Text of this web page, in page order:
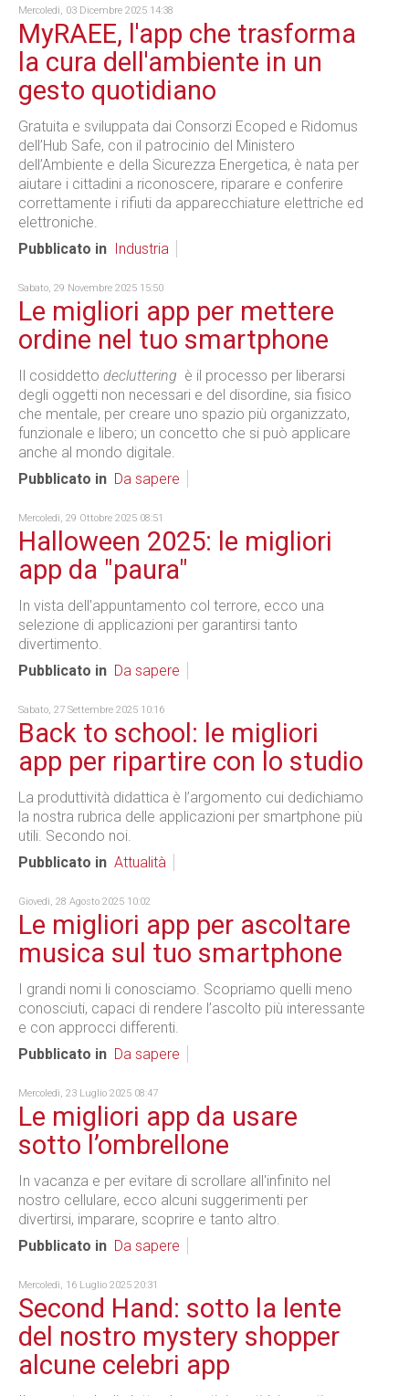
Mercoledì, 03 Dicembre 2025 14:38
MyRAEE, l'app che trasforma
la cura dell'ambiente in un
gesto quotidiano
Gratuita e sviluppata dai Consorzi Ecoped e Ridomus
dell’Hub Safe, con il patrocinio del Ministero
dell’Ambiente e della Sicurezza Energetica, è nata per
aiutare i cittadini a riconoscere, riparare e conferire
correttamente i rifiuti da apparecchiature elettriche ed
elettroniche.
Pubblicato in
Industria
Sabato, 29 Novembre 2025 15:50
Le migliori app per mettere
ordine nel tuo smartphone
Il cosiddetto decluttering è il processo per liberarsi
degli oggetti non necessari e del disordine, sia fisico
che mentale, per creare uno spazio più organizzato,
funzionale e libero; un concetto che si può applicare
anche al mondo digitale.
Pubblicato in Da sapere
Mercoledì, 29 Ottobre 2025 08:51
Halloween 2025: le migliori
app da "paura"
In vista dell'appuntamento col terrore, ecco una
selezione di applicazioni per garantirsi tanto
divertimento.
Pubblicato in Da sapere
Sabato, 27 Settembre 2025 10:16
Back to school: le migliori
app per ripartire con lo studio
La produttività didattica è l’argomento cui dedichiamo
la nostra rubrica delle applicazioni per smartphone più
utili. Secondo noi.
Pubblicato in Attualità
Giovedì, 28 Agosto 2025 10:02
Le migliori app per ascoltare
musica sul tuo smartphone
I grandi nomi li conosciamo. Scopriamo quelli meno
conosciuti, capaci di rendere l’ascolto più interessante
e con approcci differenti.
Pubblicato in Da sapere
Mercoledì, 23 Luglio 2025 08:47
Le migliori app da usare
sotto l’ombrellone
In vacanza e per evitare di scrollare all'infinito nel
nostro cellulare, ecco alcuni suggerimenti per
divertirsi, imparare, scoprire e tanto altro.
Pubblicato in Da sapere
Mercoledì, 16 Luglio 2025 20:31
Second Hand: sotto la lente
del nostro mystery shopper
alcune celebri app